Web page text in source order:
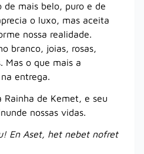
de mais belo, puro e de
o luxo, mas aceita
nossa realidade.
branco, joias, rosas,
Mas o que mais a
entrega.
Rainha de Kemet, e seu
nossas vidas.
En Aset, het nebet nofret